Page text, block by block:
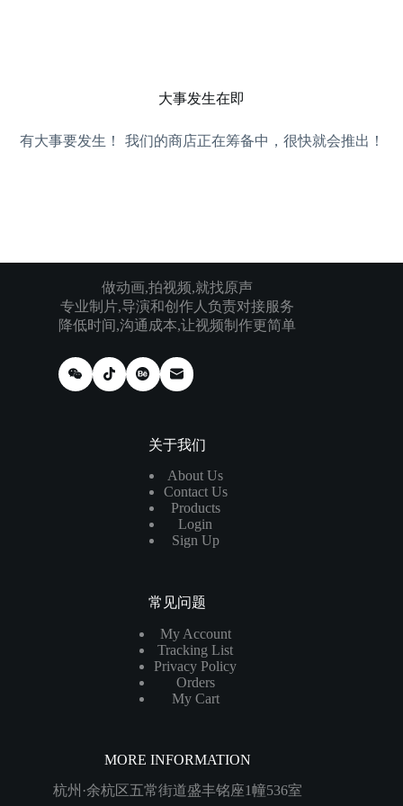
大事发生在即
有大事要发生！ 我们的商店正在筹备中，很快就会推出！
做动画,拍视频,就找原声
专业制片,导演和创作人负责对接服务
降低时间,沟通成本,让视频制作更简单
关于我们
About Us
Contact Us
Products
Login
Sign Up
常见问题
My Account
Tracking List
Privacy Policy
Orders
My Cart
MORE INFORMATION
杭州·余杭区五常街道盛丰铭座1幢536室